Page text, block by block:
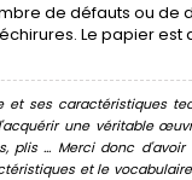
de défauts ou
Le papier
ses caractéristiques
une véritable
plis ... Merci donc
et le